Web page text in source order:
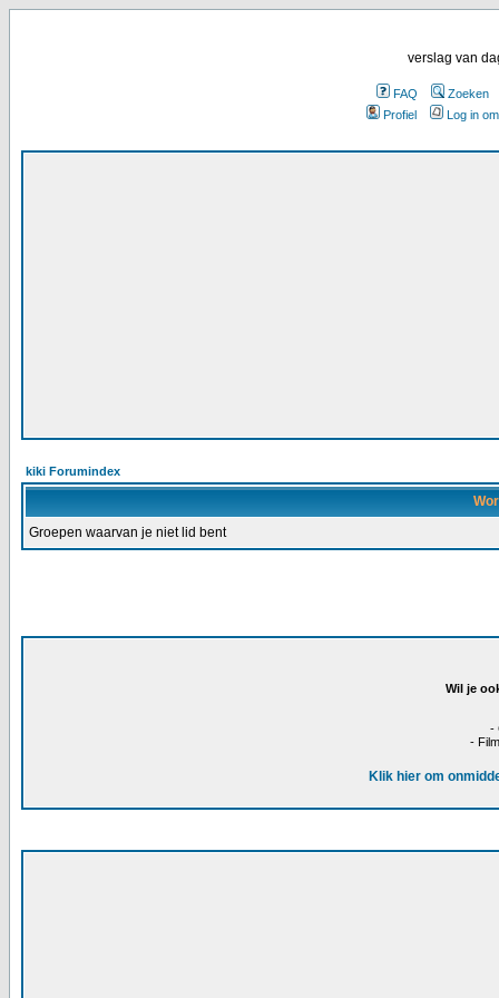
verslag van
FAQ
Zoeken
Profiel
Log in
kiki Forumindex
Groepen waarvan je niet lid bent
Wil je
-
-
Klik hier om